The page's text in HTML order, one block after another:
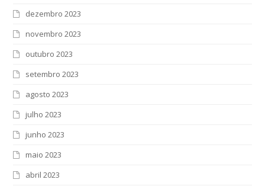
dezembro 2023
novembro 2023
outubro 2023
setembro 2023
agosto 2023
julho 2023
junho 2023
maio 2023
abril 2023